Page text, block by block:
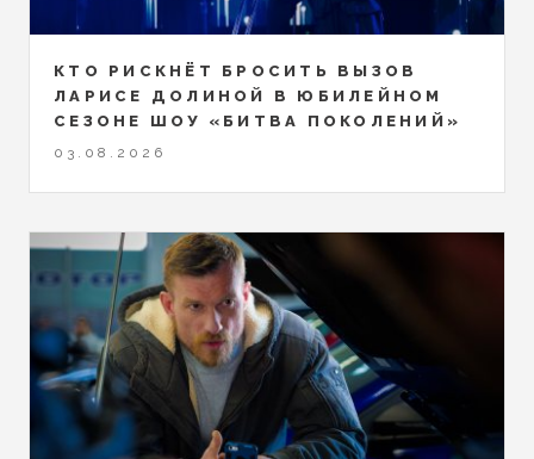
КТО РИСКНЁТ БРОСИТЬ ВЫЗОВ
ЛАРИСЕ ДОЛИНОЙ В ЮБИЛЕЙНОМ
СЕЗОНЕ ШОУ «БИТВА ПОКОЛЕНИЙ»
03.08.2026